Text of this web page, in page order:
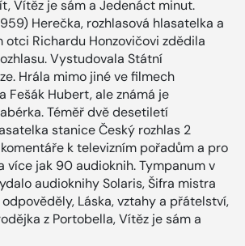
Vítěz je sám a Jedenáct minut.
Herečka, rozhlasová hlasatelka a
otci Richardu Honzovičovi zdědila
Vystudovala Státní
Hrála mimo jiné ve filmech
Fešák Hubert, ale známá je
Téměř dvě desetiletí
stanice Český rozhlas 2
k televizním pořadům a pro
více jak 90 audioknih. Tympanum v
audioknihy Solaris, Šifra mistra
Láska, vztahy a přátelství,
z Portobella, Vítěz je sám a